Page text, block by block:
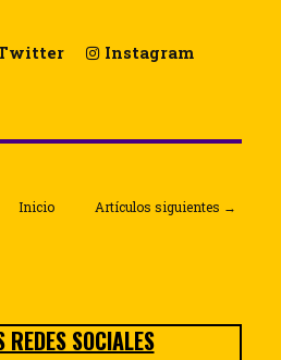
Instagram
Artículos siguientes →
Inicio
REDES SOCIALES